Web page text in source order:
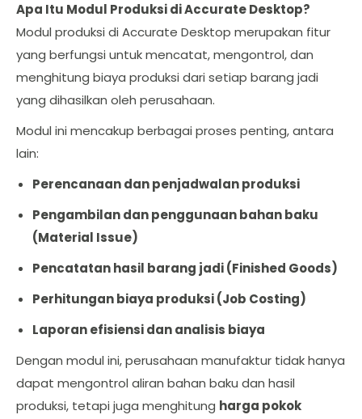
Apa Itu Modul Produksi di Accurate Desktop?
Modul produksi di Accurate Desktop merupakan fitur
yang berfungsi untuk mencatat, mengontrol, dan
menghitung biaya produksi dari setiap barang jadi
yang dihasilkan oleh perusahaan.
Modul ini mencakup berbagai proses penting, antara
lain:
Perencanaan dan penjadwalan produksi
Pengambilan dan penggunaan bahan baku
(Material Issue)
Pencatatan hasil barang jadi (Finished Goods)
Perhitungan biaya produksi (Job Costing)
Laporan efisiensi dan analisis biaya
Dengan modul ini, perusahaan manufaktur tidak hanya
dapat mengontrol aliran bahan baku dan hasil
produksi, tetapi juga menghitung harga pokok